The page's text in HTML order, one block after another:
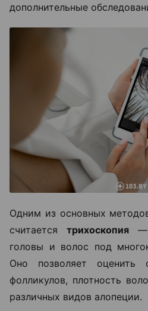
дополнительные
Одним из основных
считается трихоскопия —
головы и волос под
Оно позволяет оценить
фолликулов, плотность
различных видов алопеции.